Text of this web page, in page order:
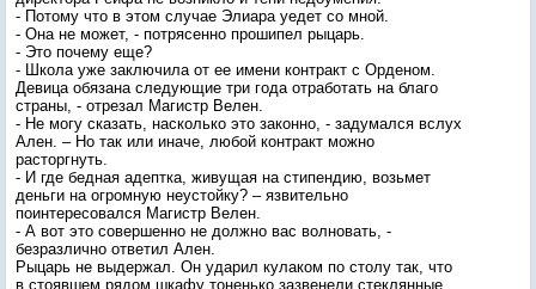
- Потому что в этом случае Элиара уедет со мной.
- Она не может, - потрясенно прошипел рыцарь.
- Это почему еще?
- Школа уже заключила от ее имени контракт с Орденом.
Девица обязана следующие три года отработать на благо
страны, - отрезал Магистр Велен.
- Не могу сказать, насколько это законно, - задумался вслух
Ален. – Но так или иначе, любой контракт можно
расторгнуть.
- И где бедная адептка, живущая на стипендию, возьмет
деньги на огромную неустойку? – язвительно
поинтересовался Магистр Велен.
- А вот это совершенно не должно вас волновать, -
безразлично ответил Ален.
Рыцарь не выдержал. Он ударил кулаком по столу так, что
в стоявшем рядом шкафу тоненько зазвенели стеклянные